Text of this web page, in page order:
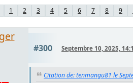
1 2 3 4 5 6 7 8 9
#300 Septembre 10, 2025,
Citation de: tenmangu81 le